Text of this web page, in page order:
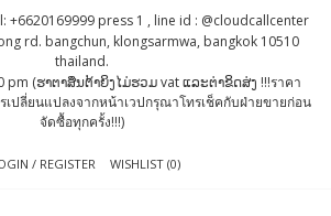
+6620169999 press 1 , line id : @cloudcallcenter
rd. bangchun, klongsarmwa, bangkok 10510
thailand.
pm (ຮາຕາສຶນຕ້າຍິງໄມ່ຮວມ vat ແລະຕ່າຂິດສ່ງ !!!ราคา
เปลี่ยนแปลงจากหน้าเวปกรุณาโทรเช็คกับฝ่ายขายก่อน
จัดซื้อทุกครั้ง!!!)
/ REGISTER WISHLIST (0)